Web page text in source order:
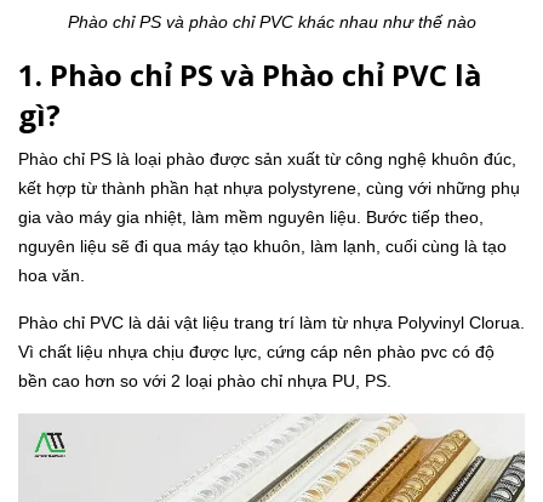
Phào chỉ PS và phào chỉ PVC khác nhau như thế nào
1. Phào chỉ PS và Phào chỉ PVC là
gì?
Phào chỉ PS là loại phào được sản xuất từ công nghệ khuôn đúc,
kết hợp từ thành phần hạt nhựa polystyrene, cùng với những phụ
gia vào máy gia nhiệt, làm mềm nguyên liệu. Bước tiếp theo,
nguyên liệu sẽ đi qua máy tạo khuôn, làm lạnh, cuối cùng là tạo
hoa văn.
Phào chỉ PVC là dải vật liệu trang trí làm từ nhựa Polyvinyl Clorua.
Vì chất liệu nhựa chịu được lực, cứng cáp nên phào pvc có độ
bền cao hơn so với 2 loại phào chỉ nhựa PU, PS.